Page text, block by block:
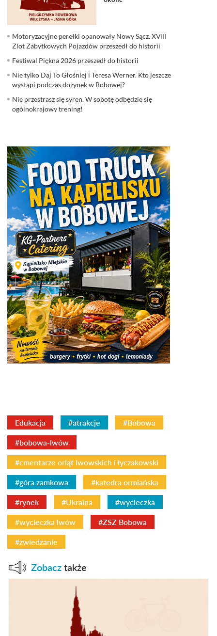
Motoryzacyjne perełki opanowały Nowy Sącz. XVIII
Zlot Zabytkowych Pojazdów przeszedł do historii
Festiwal Piękna 2026 przeszedł do historii
Nie tylko Daj To Głośniej i Teresa Werner. Kto jeszcze
wystąpi podczas dożynek w Bobowej?
Nie przestrasz się syren. W sobotę odbędzie się
ogólnokrajowy trening!
Edukacja #atrakcje #Bobowa
#bobowa-lwów
#cmentarze orląt lwowskich i łyczakowski
#góra zamkowa #katedra ormiańska
#rynek #Ukraina #wycieczka
#wycieczka lwów #ZSZ Bobowa
#zwiedzanie
Zobacz także